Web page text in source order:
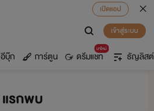
เปิดแอป
เข้าสู่ระบบ
อีบุ๊ก การ์ตูน
มาใหม่
ดรีมแชท ธัญลิสต์
แรกพบ